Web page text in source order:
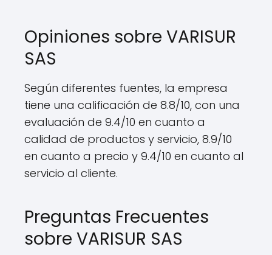
Opiniones sobre VARISUR
SAS
Según diferentes fuentes, la empresa
tiene una calificación de 8.8/10, con una
evaluación de 9.4/10 en cuanto a
calidad de productos y servicio, 8.9/10
en cuanto a precio y 9.4/10 en cuanto al
servicio al cliente.
Preguntas Frecuentes
sobre VARISUR SAS